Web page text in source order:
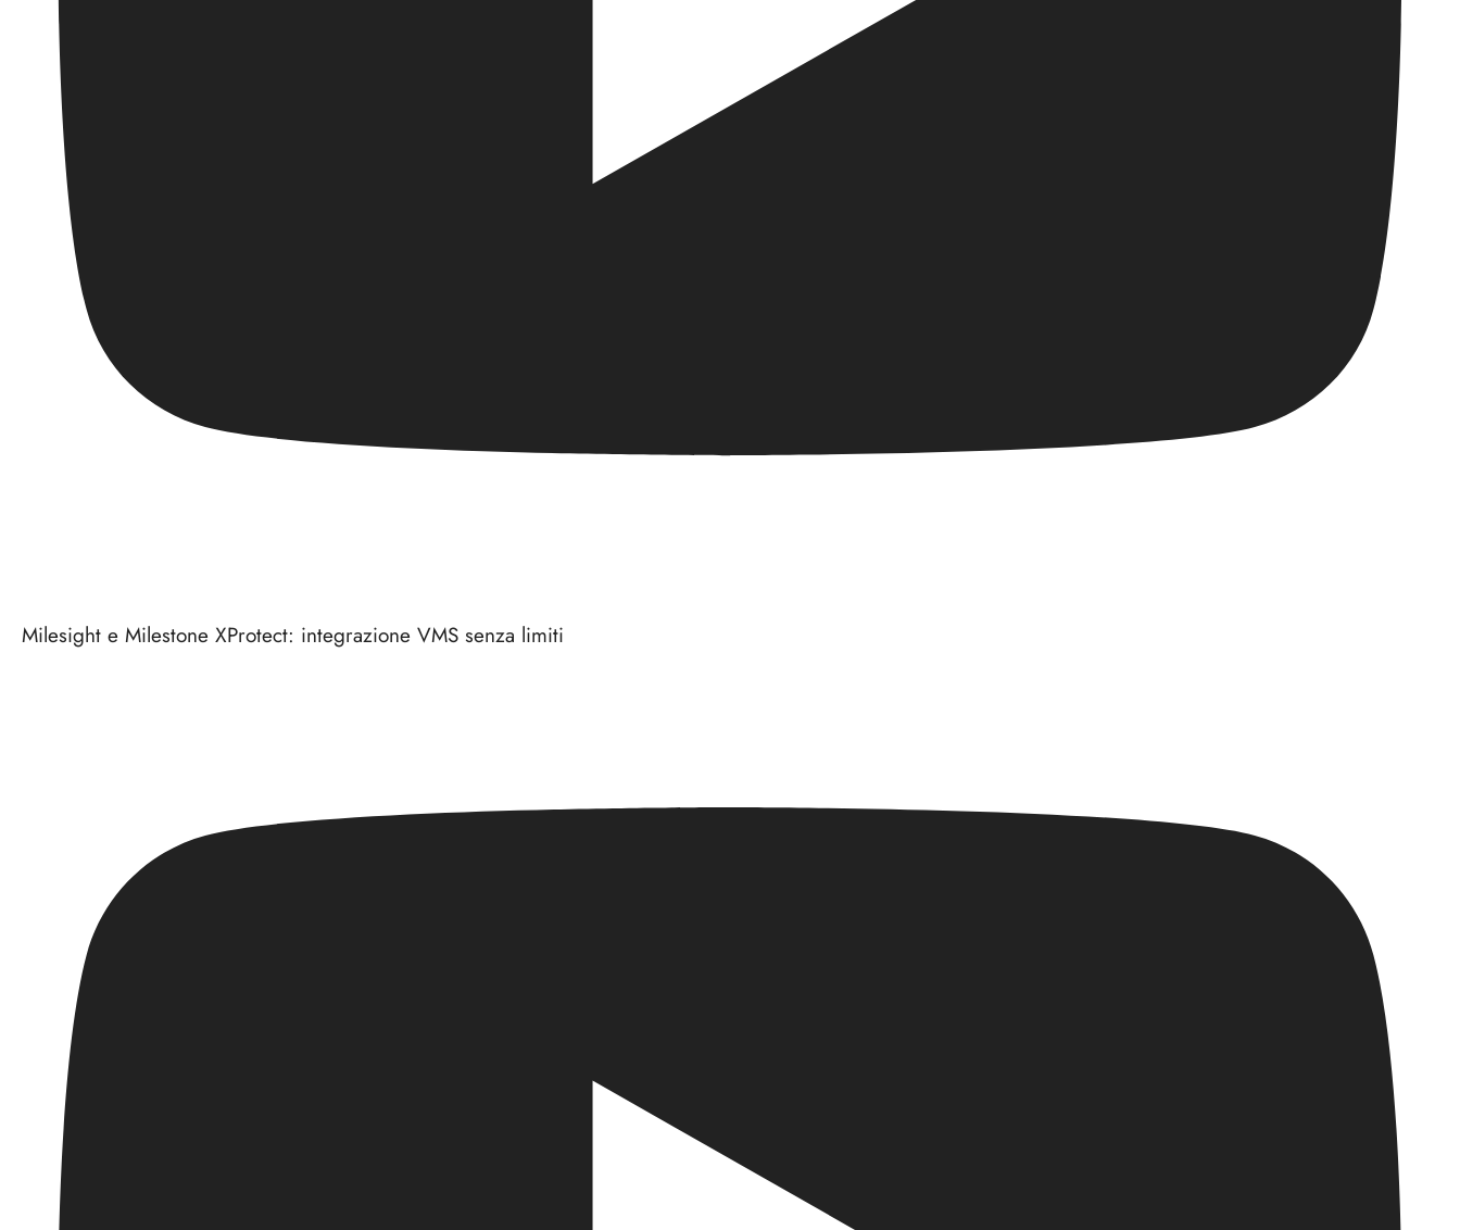
Milesight e Milestone XProtect: integrazione VMS senza limiti